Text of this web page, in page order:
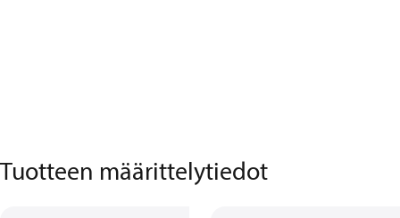
Tuotteen määrittelytiedot